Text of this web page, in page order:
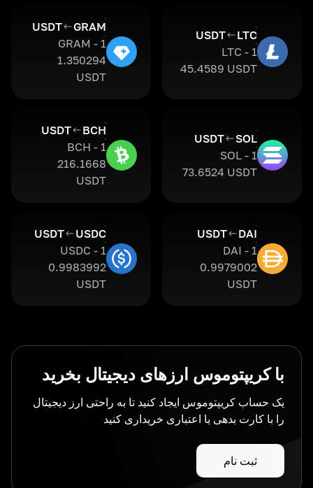
LTC
USDT
1 LTC -
45.4589 USDT
GRAM
USDT
1 GRAM -
1.350294
USDT
SOL
USDT
1 SOL -
73.6524 USDT
BCH
USDT
1 BCH -
216.1668
USDT
DAI
USDT
1 DAI -
0.9979002
USDT
USDC
USDT
1 USDC -
0.9983992
USDT
با کریپتوموس ارزهای دیجیتال بخرید
یک حساب کریپتوموس ایجاد کنید تا به راحتی ارز دیجیتال
را با کارت بدهی یا اعتباری خریداری کنید
ثبت نام